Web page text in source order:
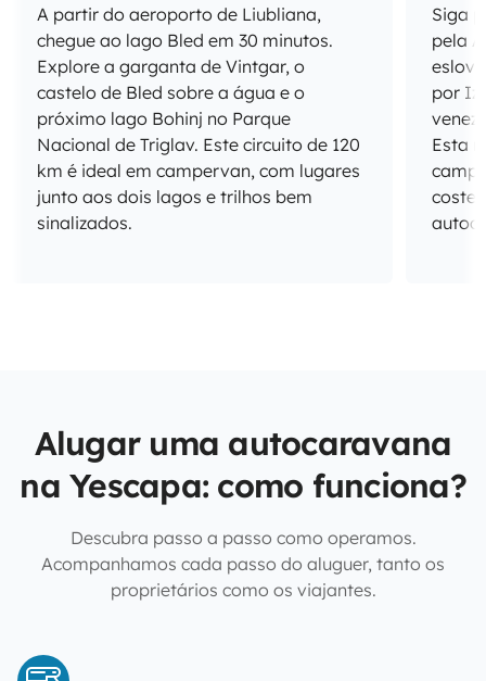
A partir do aeroporto de Liubliana,
chegue ao lago Bled em 30 minutos.
Explore a garganta de Vintgar, o
castelo de Bled sobre a água e o
próximo lago Bohinj no Parque
Nacional de Triglav. Este circuito de 120
km é ideal em campervan, com lugares
junto aos dois lagos e trilhos bem
sinalizados.
Siga
pela
por
Esta
Alugar uma autocaravana
na Yescapa: como funciona?
Descubra passo a passo como operamos.
Acompanhamos cada passo do aluguer, tanto os
proprietários como os viajantes.